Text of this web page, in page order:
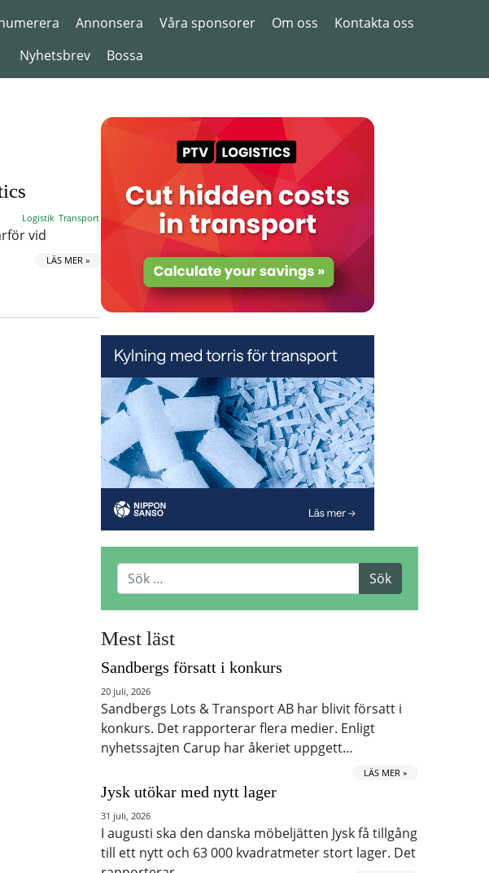
Annonsera Våra sponsorer Om oss
Kontakta oss
Nyhetsbrev
Bossa
Logistik Transport
vid
LÄS MER »
Mest läst
Sandbergs försatt i konkurs
20 juli, 2026
Sandbergs Lots & Transport AB har blivit försatt i
konkurs. Det rapporterar flera medier. Enligt
nyhetssajten Carup har åkeriet uppgett…
LÄS MER »
Jysk utökar med nytt lager
31 juli, 2026
I augusti ska den danska möbeljätten Jysk få tillgång
till ett nytt och 63 000 kvadratmeter stort lager. Det